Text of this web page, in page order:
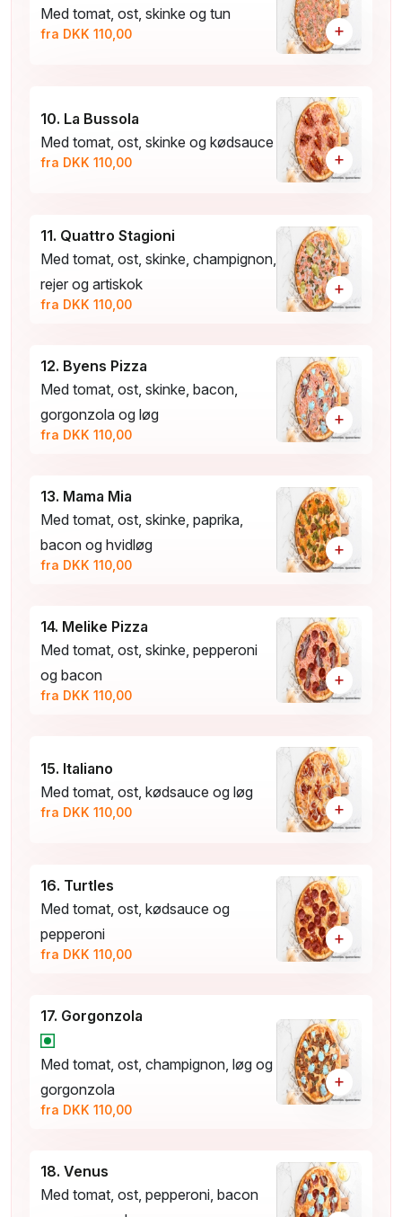
Med tomat, ost, skinke og tun
fra DKK 110,00 +
10. La Bussola
Med tomat, ost, skinke og kødsauce
fra DKK 110,00 +
11. Quattro Stagioni
Med tomat, ost, skinke, champignon,
rejer og artiskok
fra DKK 110,00
+
12. Byens Pizza
Med tomat, ost, skinke, bacon,
gorgonzola og løg
fra DKK 110,00
+
13. Mama Mia
Med tomat, ost, skinke, paprika,
bacon og hvidløg
fra DKK 110,00
+
14. Melike Pizza
Med tomat, ost, skinke, pepperoni
og bacon
fra DKK 110,00
+
15. Italiano
Med tomat, ost, kødsauce og løg
fra DKK 110,00 +
16. Turtles
Med tomat, ost, kødsauce og
pepperoni
fra DKK 110,00
+
17. Gorgonzola
Med tomat, ost, champignon, løg og
gorgonzola
fra DKK 110,00
+
18. Venus
Med tomat, ost, pepperoni, bacon